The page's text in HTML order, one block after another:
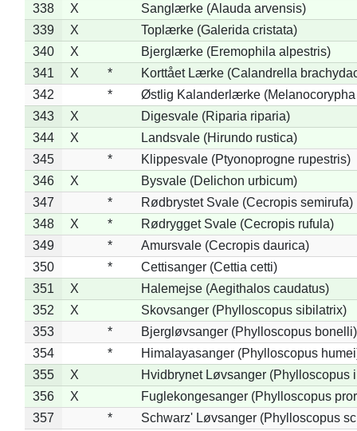
338
X
Sanglærke (Alauda arvensis)
339
X
Toplærke (Galerida cristata)
340
X
Bjerglærke (Eremophila alpestris)
341
X *
Korttået Lærke (Calandrella
342
*
Østlig Kalanderlærke (Melanocorypha
343
X
Digesvale (Riparia riparia)
344
X
Landsvale (Hirundo rustica)
345
*
Klippesvale (Ptyonoprogne rupestris)
346
X
Bysvale (Delichon urbicum)
347
*
Rødbrystet Svale (Cecropis semirufa)
348
X *
Rødrygget Svale (Cecropis rufula)
349
*
Amursvale (Cecropis daurica)
350
*
Cettisanger (Cettia cetti)
351
X
Halemejse (Aegithalos caudatus)
352
X
Skovsanger (Phylloscopus sibilatrix)
353
*
Bjergløvsanger (Phylloscopus bonelli)
354
*
Himalayasanger (Phylloscopus
355
X
Hvidbrynet Løvsanger (Phylloscopus
356
X
Fuglekongesanger (Phylloscopus
357
* Schwarz' Løvsanger (Phylloscopus